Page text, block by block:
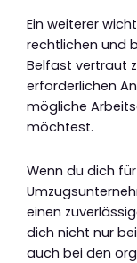
Ein weiterer
rechtlichen und
Belfast vertraut
erforderlichen
mögliche
möchtest.
Wenn du dich
einen
dich nicht nur
auch bei den